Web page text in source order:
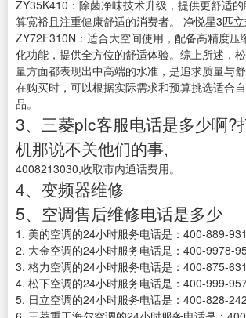
ZY35K410：除菌净味技术升级，提供更舒适
算宽裕且注重健康舒适的消费者。 净悦星3匹
ZY72F310N：适合大空间使用，配备高精度压
化功能，提供全方位的舒适体验。综上所述，
量方面都表现出中高端的水准，是追求质量与舒
在购买时，可以根据实际需求和预算挑选适合
品。
3、三菱plc客服电话是多少啊?
机那说不关他们的事,
4008213030,收取市内通话费用。
4、变频器维修
5、空调售后维修电话是多少
1. 美的空调的24小时服务电话是：400-889-
2. 大金空调的24小时服务电话是：400-9978-
3. 格力空调的24小时服务电话是：400-875-
4. 松下空调的24小时服务电话是：400-999-
5. 日立空调的24小时服务电话是：400-828-